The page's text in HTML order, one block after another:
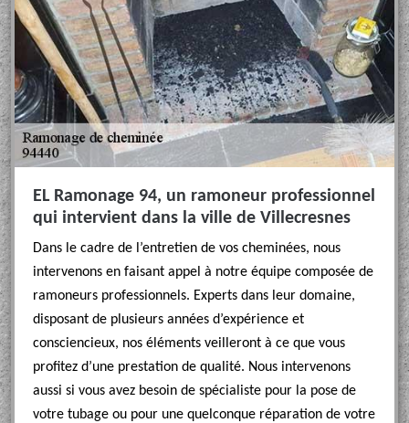
EL Ramonage 94, un ramoneur professionnel
qui intervient dans la ville de Villecresnes
Dans le cadre de l’entretien de vos cheminées, nous
intervenons en faisant appel à notre équipe composée de
ramoneurs professionnels. Experts dans leur domaine,
disposant de plusieurs années d’expérience et
consciencieux, nos éléments veilleront à ce que vous
profitez d’une prestation de qualité. Nous intervenons
aussi si vous avez besoin de spécialiste pour la pose de
votre tubage ou pour une quelconque réparation de votre